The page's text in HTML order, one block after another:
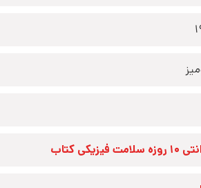
فیزیکی کتاب